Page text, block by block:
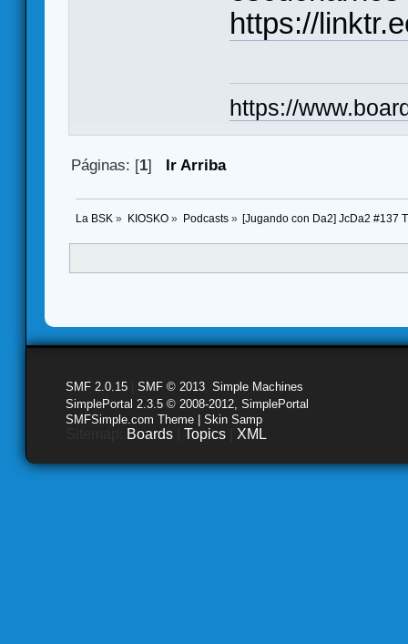
https://
https://
Páginas: [1] Ir Arriba
La BSK » KIOSKO» Podcasts» [Jugando con Da2] JcDa2 #137
SMF 2.0.15 SMF © 2013 Simple Machines
SimplePortal 2.3.5 © 2008-2012, SimplePortal
SMFSimple.com Theme | Skin Samp
Boards Topics XML